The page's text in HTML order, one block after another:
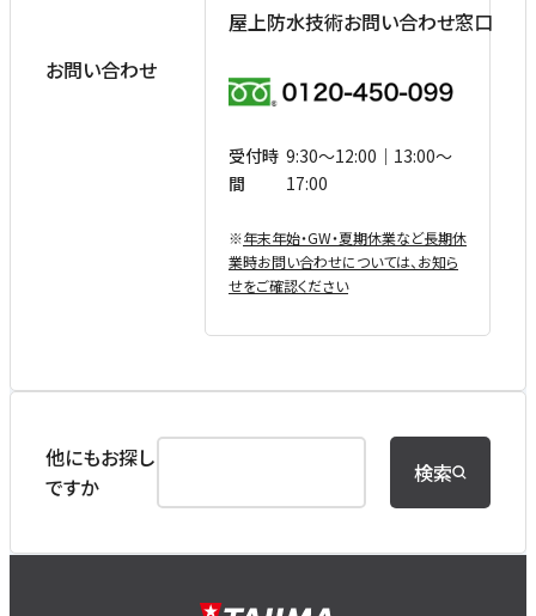
お問い合わせ
屋上防水技術お問い合わせ窓口
受付時
間
9:30〜12:00｜13:00〜
17:00
※年末年始・GW・夏期休業など⻑期休
業時お問い合わせについては、お知ら
せをご確認ください
他にもお探し
ですか
検索